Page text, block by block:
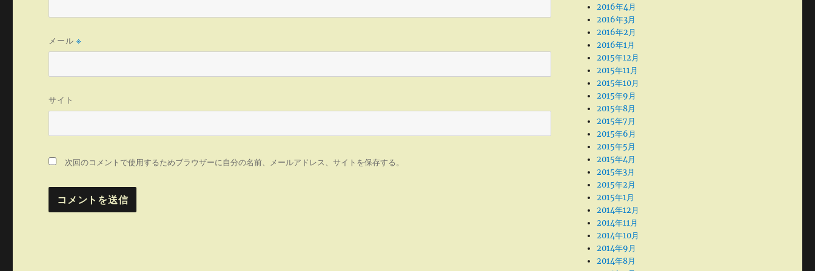
メール※
サイト
次回のコメントで使用するためブラウザーに自分の名前、メールアドレス、サイトを保存する。
2016年4月
2016年3月
2016年2月
2016年1月
2015年12月
2015年11月
2015年10月
2015年9月
2015年8月
2015年7月
2015年6月
2015年5月
2015年4月
2015年3月
2015年2月
2015年1月
2014年12月
2014年11月
2014年10月
2014年9月
2014年8月